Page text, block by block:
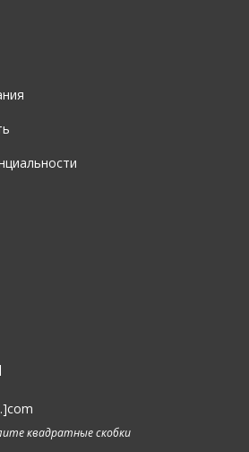
квадратные скобки